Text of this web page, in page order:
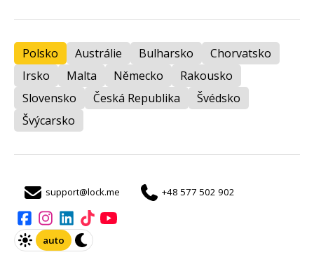
Polsko Austrálie Bulharsko
Chorvatsko
Irsko
Malta Německo
Rakousko
Slovensko
Česká Republika
Švédsko
Švýcarsko
support@lock.me +48 577 502 902
auto